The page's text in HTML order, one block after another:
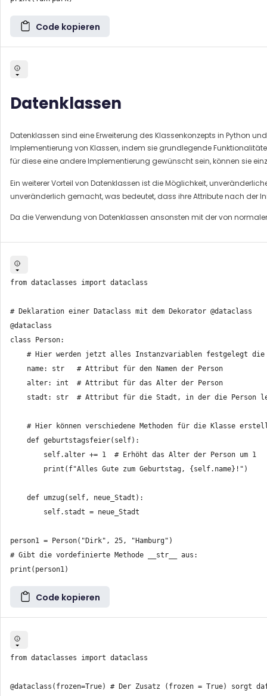
Code kopieren
Datenklassen
Datenklassen sind eine Erweiterung des Klassenkonzepts in Python
Implementierung von Klassen, indem sie grundlegende
für diese eine andere Implementierung gewünscht sein, können sie
Ein weiterer Vorteil von Datenklassen ist die Möglichkeit,
unveränderlich gemacht, was bedeutet, dass ihre Attribute nach der
Da die Verwendung von Datenklassen ansonsten mit der von
from dataclasses import dataclass
# Deklaration einer Dataclass mit dem Dekorator @dataclass
@dataclass
class Person:
# Hier werden jetzt alles Instanzvariablen festgelegt
    name: str   # Attribut für den Namen der Person
    alter: int  # Attribut für das Alter der Person
stadt: str  # Attribut für die Stadt, in der die Person
# Hier können verschiedene Methoden für die Klasse
    def geburtstagsfeier(self):
        self.alter += 1  # Erhöht das Alter der Person um 1
        print(f"Alles Gute zum Geburtstag, {self.name}!")
    def umzug(self, neue_Stadt):
        self.stadt = neue_Stadt
person1 = Person("Dirk", 25, "Hamburg")
# Gibt die vordefinierte Methode __str__ aus:
Code kopieren
from dataclasses import dataclass
@dataclass(frozen=True) # Der Zusatz (frozen = True) sorgt